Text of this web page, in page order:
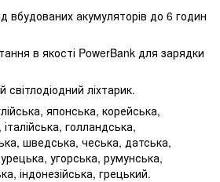
вбудованих акумуляторів до 6 годин
в якості PowerBank для зарядки
ліхтарик.
японська, корейська,
голландська,
шведська, чеська, датська,
угорська, румунська,
індонезійська, грецький.